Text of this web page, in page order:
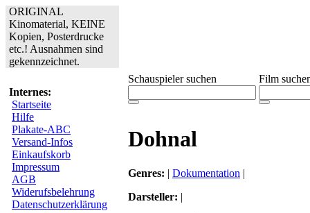
ORIGINAL
Kinomaterial, KEINE
Kopien, Posterdrucke
etc.! Ausnahmen sind
gekennzeichnet.
Internes:
Startseite
Hilfe
Plakate-ABC
Versand-Infos
Einkaufskorb
Impressum
AGB
Widerufsbelehrung
Datenschutzerklärung
Schauspieler suchen Film
Dohnal
Genres: | Dokumentation |
Darsteller: |